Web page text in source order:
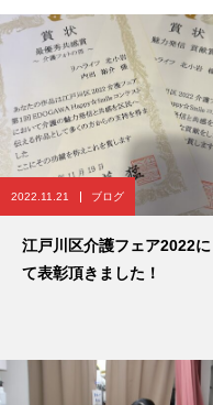
2022.11.21 ブログ
江戸川区介護フェア2022に
て表彰頂きました！